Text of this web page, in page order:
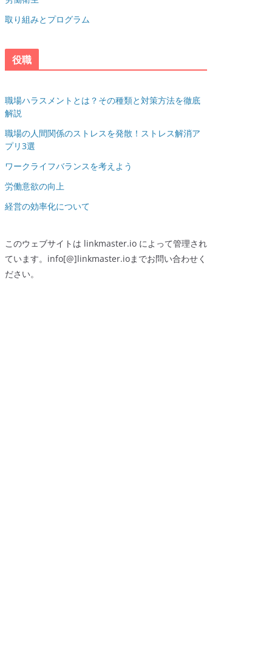
取り組みとプログラム
役職
職場ハラスメントとは？その種類と対策方法を徹底
解説
職場の人間関係のストレスを発散！ストレス解消ア
プリ3選
ワークライフバランスを考えよう
労働意欲の向上
経営の効率化について
このウェブサイトは linkmaster.io によって管理され
ています。info[@]linkmaster.ioまでお問い合わせく
ださい。